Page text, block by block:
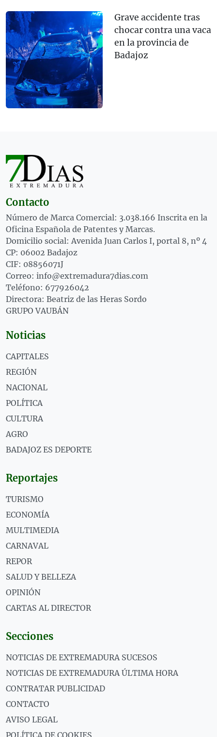
Grave accidente tras
chocar contra una vaca
en la provincia de
Badajoz
Contacto
Número de Marca Comercial: 3.038.166 Inscrita en la
Oficina Española de Patentes y Marcas.
Domicilio social: Avenida Juan Carlos I, portal 8, nº 4
CP: 06002 Badajoz
CIF: 08856071J
Correo: info@extremadura7dias.com
Teléfono: 677926042
Directora: Beatriz de las Heras Sordo
GRUPO VAUBÁN
Noticias
CAPITALES
REGIÓN
NACIONAL
POLÍTICA
CULTURA
AGRO
BADAJOZ ES DEPORTE
Reportajes
TURISMO
ECONOMÍA
MULTIMEDIA
CARNAVAL
REPOR
SALUD Y BELLEZA
OPINIÓN
CARTAS AL DIRECTOR
Secciones
NOTICIAS DE EXTREMADURA SUCESOS
NOTICIAS DE EXTREMADURA ÚLTIMA HORA
CONTRATAR PUBLICIDAD
CONTACTO
AVISO LEGAL
POLÍTICA DE COOKIES